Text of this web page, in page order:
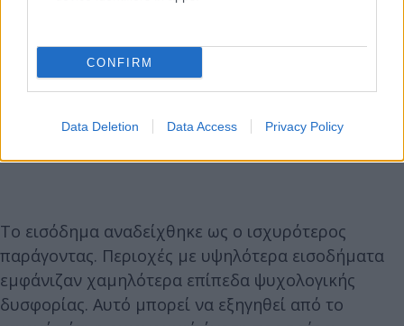
CONFIRM
Data Deletion Data Access Privacy Policy
Το εισόδημα αναδείχθηκε ως ο ισχυρότερος
παράγοντας. Περιοχές με υψηλότερα εισοδήματα
εμφάνιζαν χαμηλότερα επίπεδα ψυχολογικής
δυσφορίας. Αυτό μπορεί να εξηγηθεί από το